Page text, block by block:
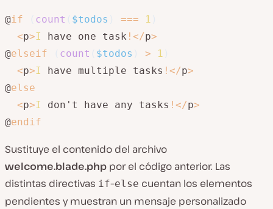
@if count $todos === 1
<p>I have one task ! </p>
@elseif count $todos > 1
<p>I have multiple tasks ! </p>
@else
<p>I don't have any tasks ! </p>
@endif
Sustituye el contenido del archivo
welcome.blade.php por el código anterior. Las
distintas directivas if–else cuentan los elementos
pendientes y muestran un mensaje personalizado